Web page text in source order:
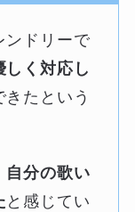
ンドリーで
しく対応し
たという
自分の歌い
と感じてい